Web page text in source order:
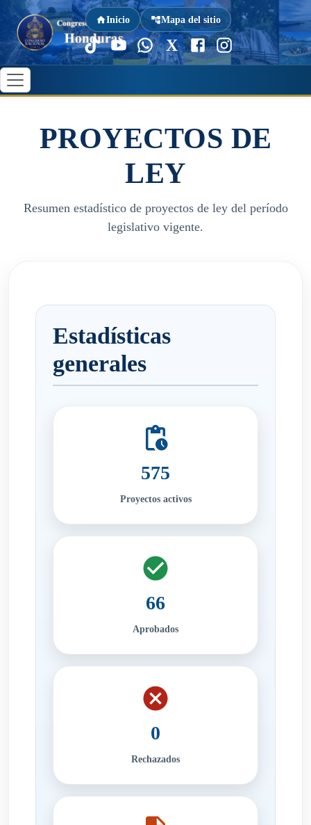
Inicio Mapa del sitio
X
PROYECTOS DE
LEY
Resumen estadístico de proyectos de ley del período
legislativo vigente.
Estadísticas
generales
575
Proyectos activos
66
Aprobados
0
Rechazados